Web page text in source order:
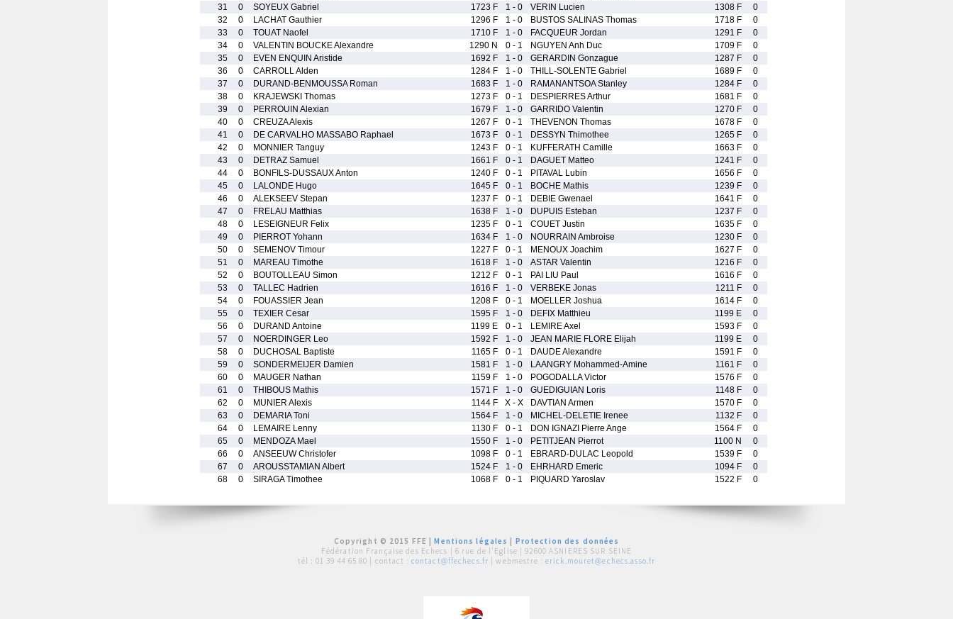
31
0 SOYEUX Gabriel 1723 F 1 - 0 VERIN Lucien 1308 F
0
32
0 LACHAT Gauthier 1296 F 1 - 0 BUSTOS SALINAS Thomas 1718 F
0
33
0 TOUAT Naofel 1710 F 1 - 0 FACQUEUR Jordan 1291 F
0
34
0 VALENTIN BOUCKE Alexandre 1290 N 0 - 1 NGUYEN Anh Duc 1709 F
0
35
0 EVEN ENQUIN Aristide 1692 F 1 - 0 GERARDIN Gonzague 1287 F
0
36
0 CARROLL Alden 1284 F 1 - 0 THILL-SOLENTE Gabriel 1689 F
0
37
0 DURAND-BENMOUSSA Roman 1683 F 1 - 0 RAMANANTSOA Stanley 1284 F
0
38
0 KRAJEWSKI Thomas 1273 F 0 - 1 DESPIERRES Arthur 1681 F
0
39
0 PERROUIN Alexian 1679 F 1 - 0 GARRIDO Valentin 1270 F
0
40
0 CREUZA Alexis 1267 F 0 - 1 THEVENON Thomas 1678 F
0
41
0 DE CARVALHO MASSABO Raphael 1673 F 0 - 1 DESSYN Thimothee 1265 F
0
42
0 MONNIER Tanguy 1243 F 0 - 1 KUFFERATH Camille 1663 F
0
43
0 DETRAZ Samuel 1661 F 0 - 1 DAGUET Matteo 1241 F
0
44
0 BONFILS-DUSSAUX Anton 1240 F 0 - 1 PITAVAL Lubin 1656 F
0
45
0 LALONDE Hugo 1645 F 0 - 1 BOCHE Mathis 1239 F
0
46
0 ALEKSEEV Stepan 1237 F 0 - 1 DEBIE Gwenael 1641 F
0
47
0 FRELAU Matthias 1638 F 1 - 0 DUPUIS Esteban 1237 F
0
48
0 LESEIGNEUR Felix 1235 F 0 - 1 COUET Justin 1635 F
0
49
0 PIERROT Yohann 1634 F 1 - 0 NOURRAIN Ambroise 1230 F
0
50
0 SEMENOV Timour 1227 F 0 - 1 MENOUX Joachim 1627 F
0
51
0 MAREAU Timothe 1618 F 1 - 0 ASTAR Valentin 1216 F
0
52
0 BOUTOLLEAU Simon 1212 F 0 - 1 PAI LIU Paul 1616 F
0
53
0 TALLEC Hadrien 1616 F 1 - 0 VERBEKE Jonas 1211 F
0
54
0 FOUASSIER Jean 1208 F 0 - 1 MOELLER Joshua 1614 F
0
55
0 TEXIER Cesar 1595 F 1 - 0 DEFIX Matthieu 1199 E
0
56
0 DURAND Antoine 1199 E 0 - 1 LEMIRE Axel 1593 F
0
57
0 NOERDINGER Leo 1592 F 1 - 0 JEAN MARIE FLORE Elijah 1199 E
0
58
0 DUCHOSAL Baptiste 1165 F 0 - 1 DAUDE Alexandre 1591 F
0
59
0 SONDERMEIJER Damien 1581 F 1 - 0 LAANGRY Mohammed-Amine 1161 F
0
60
0 MAUGER Nathan 1159 F 1 - 0 POGODALLA Victor 1576 F
0
61
0 THIBOUS Mathis 1571 F 1 - 0 GUEDIGUIAN Loris 1148 F
0
62
0 MUNIER Alexis 1144 F X - X DAVTIAN Armen 1570 F
0
63
0 DEMARIA Toni 1564 F 1 - 0 MICHEL-DELETIE Irenee 1132 F
0
64
0 LEMAIRE Lenny 1130 F 0 - 1 DON IGNAZI Pierre Ange 1564 F
0
65
0 MENDOZA Mael 1550 F 1 - 0 PETITJEAN Pierrot 1100 N
0
66
0 ANSEEUW Christofer 1098 F 0 - 1 EBRARD-DULAC Leopold 1539 F
0
67
0 AROUSSTAMIAN Albert 1524 F 1 - 0 EHRHARD Emeric 1094 F
0
68
0 SIRAGA Timothee 1068 F 0 - 1 PIQUARD Yaroslav 1522 F 0
Copyright © 2015 FFE |Mentions légales
Protection des données
Fédération Française des Echecs | 6 rue de l'Eglise | 92600 ASNIERES SUR SEINE
tél : 01 39 44 65 80 | contact : contact@ffechecs.fr | webmestre : erick.mouret@echecs.asso.fr